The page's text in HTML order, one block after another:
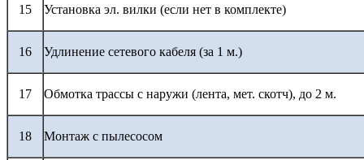
15 Установка эл. вилки (если нет в комплекте)
16 Удлинение сетевого кабеля (за 1 м.)
17 Обмотка трассы с наружи (лента, мет. скотч), до 2 м.
18 Монтаж с пылесосом